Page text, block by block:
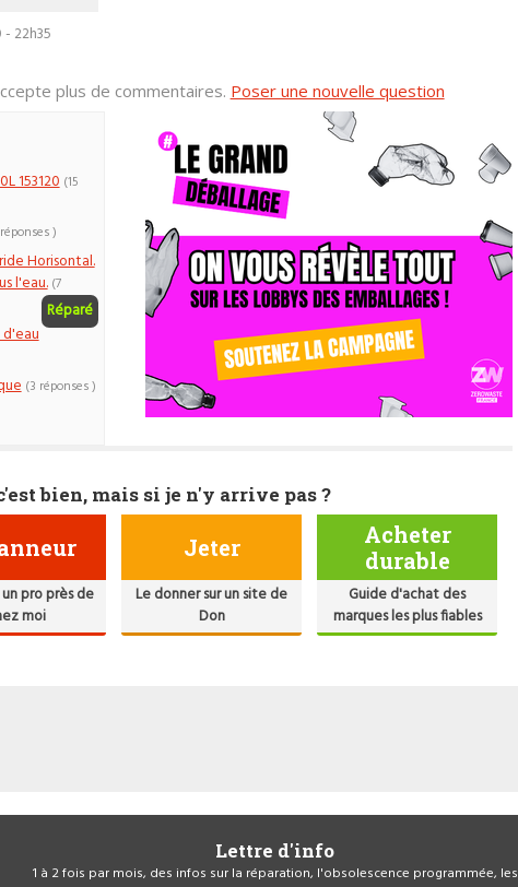
22h35
plus de commentaires. Poser une nouvelle question
153120 (15
réponses )
Horisontal.
l'eau.
Réparé
(7
d'eau
(3 réponses )
bien, mais si je n'y arrive pas ?
pro près de
moi
Jeter
Le donner sur un site de
Don
Acheter
durable
Guide d'achat des
marques les plus fiables
Lettre d'info
1 à 2 fois par mois, des infos sur la réparation, l'obsolescence programmée, les